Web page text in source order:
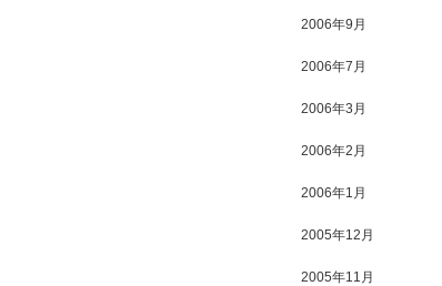
2006年9月
2006年7月
2006年3月
2006年2月
2006年1月
2005年12月
2005年11月